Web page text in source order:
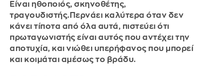
Είναι ηθοποιός, σκηνοθέτης,
τραγουδιστής.Περνάει καλύτερα όταν δεν
κάνει τίποτα από όλα αυτά, πιστεύει ότι
πρωταγωνιστής είναι αυτός που αντέχει την
αποτυχία, και νιώθει υπερήφανος που μπορεί
και κοιμάται αμέσως το βράδυ.